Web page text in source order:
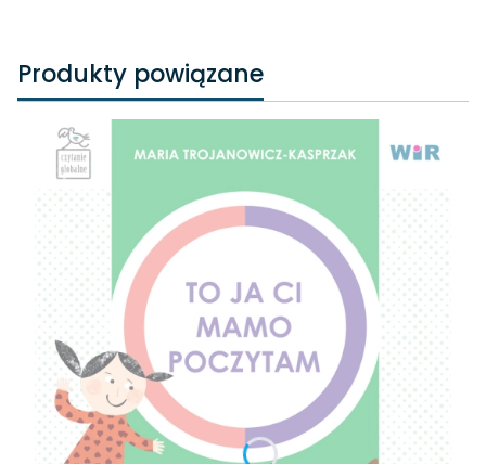
Produkty powiązane